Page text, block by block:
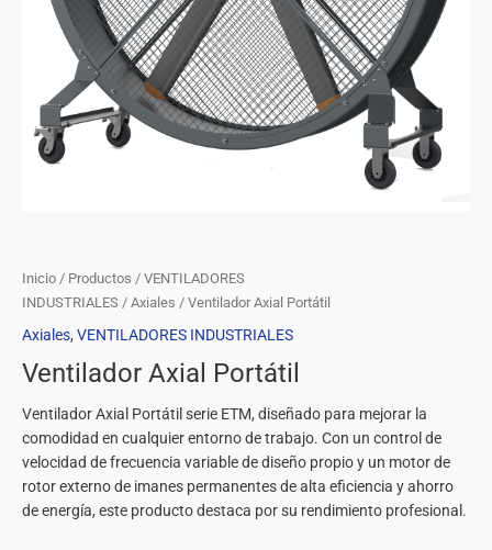
Inicio / Productos / VENTILADORES
INDUSTRIALES / Axiales / Ventilador Axial Portátil
Axiales, VENTILADORES INDUSTRIALES
Ventilador Axial Portátil
Ventilador Axial Portátil serie ETM, diseñado para mejorar la
comodidad en cualquier entorno de trabajo. Con un control de
velocidad de frecuencia variable de diseño propio y un motor de
rotor externo de imanes permanentes de alta eficiencia y ahorro
de energía, este producto destaca por su rendimiento profesional.